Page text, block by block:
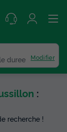
duree Modifier
:
recherche !